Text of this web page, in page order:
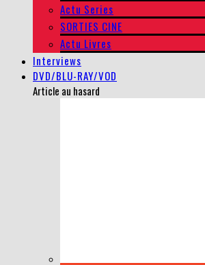
Actu Series
SORTIES CINE
Actu Livres
Interviews
DVD/BLU-RAY/VOD
Article au hasard